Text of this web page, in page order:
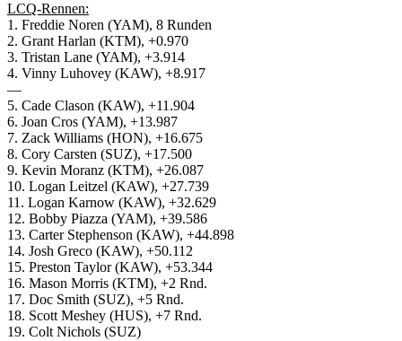
LCQ-Rennen:
1. Freddie Noren (YAM), 8 Runden
2. Grant Harlan (KTM), +0.970
3. Tristan Lane (YAM), +3.914
4. Vinny Luhovey (KAW), +8.917
—
5. Cade Clason (KAW), +11.904
6. Joan Cros (YAM), +13.987
7. Zack Williams (HON), +16.675
8. Cory Carsten (SUZ), +17.500
9. Kevin Moranz (KTM), +26.087
10. Logan Leitzel (KAW), +27.739
11. Logan Karnow (KAW), +32.629
12. Bobby Piazza (YAM), +39.586
13. Carter Stephenson (KAW), +44.898
14. Josh Greco (KAW), +50.112
15. Preston Taylor (KAW), +53.344
16. Mason Morris (KTM), +2 Rnd.
17. Doc Smith (SUZ), +5 Rnd.
18. Scott Meshey (HUS), +7 Rnd.
19. Colt Nichols (SUZ)